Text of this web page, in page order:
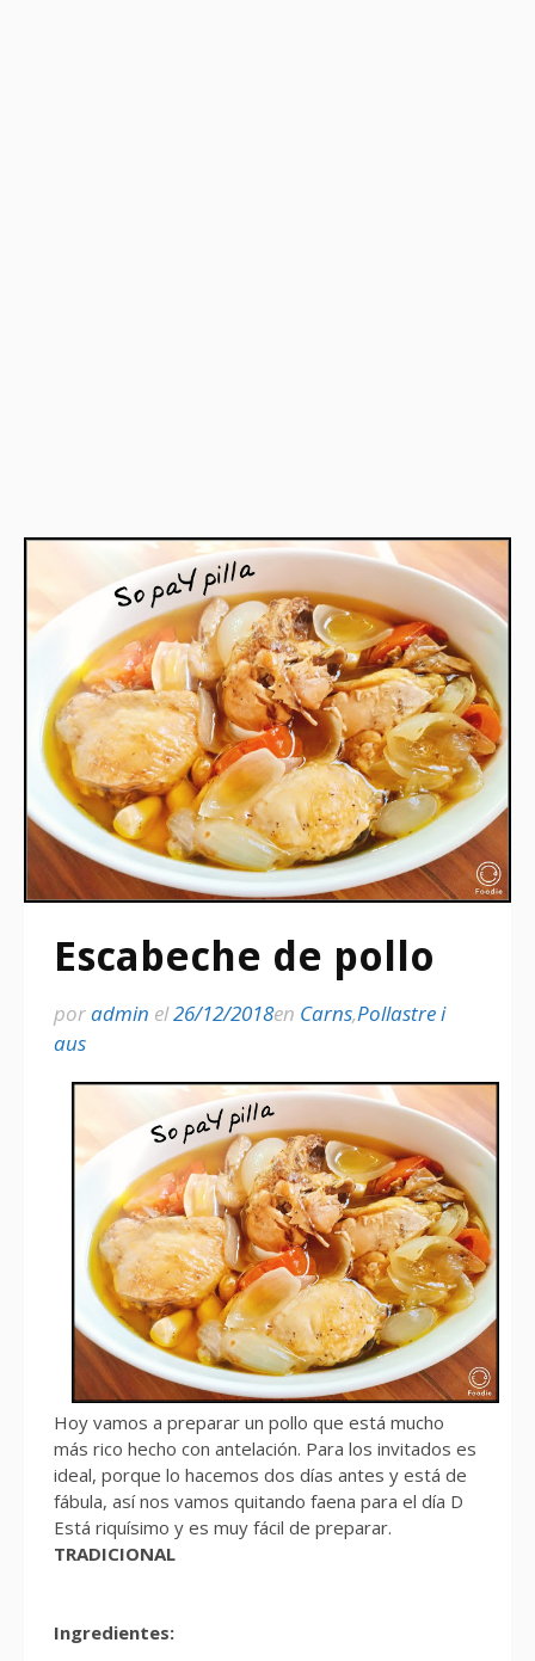
Escabeche de pollo
poradmin el26/12/2018en Carns,Pollastre i
aus
Hoy vamos a preparar un pollo que está mucho
más rico hecho con antelación. Para los invitados es
ideal, porque lo hacemos dos días antes y está de
fábula, así nos vamos quitando faena para el día D
Está riquísimo y es muy fácil de preparar.
TRADICIONAL
Ingredientes: